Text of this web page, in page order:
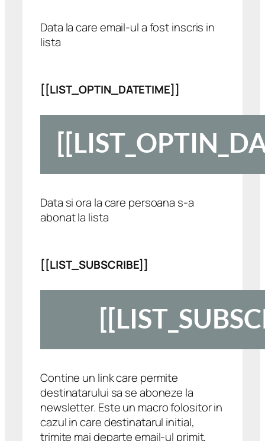
Data la care email-ul a fost inscris in
lista
[[LIST_OPTIN_DATETIME]]
Data si ora la care persoana s-a
abonat la lista
[[LIST_SUBSCRIBE]]
Contine un link care permite
destinatarului sa se aboneze la
newsletter. Este un macro folositor in
cazul in care destinatarul initial,
trimite mai departe email-ul primit,